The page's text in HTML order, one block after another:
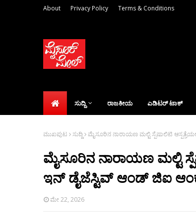
About Privacy Policy Terms & Conditions
ಸುದ್ದಿ ರಾಜಕೀಯ ಎಡಿಟರ್‌ ಟಾಕ್
ಮುಖಪುಟ ಸುದ್ದಿ ಮೈಸೂರಿನ ನಾರಾಯಣ ಮಲ್ಟಿ ಸ್ಪೆಷಾಲಿಟಿ
ಮೈಸೂರಿನ ನಾರಾಯಣ ಮಲ್ಟಿ
ಇನ್ ಡೈಜೆಸ್ಟಿವ್ ಆಂಡ್ ಜಿಐ
ಮೇ 22, 2026